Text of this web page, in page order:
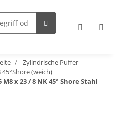
Zylindrische Puffer
45°Shore (weich)
x 23 / 8 NK 45° Shore Stahl